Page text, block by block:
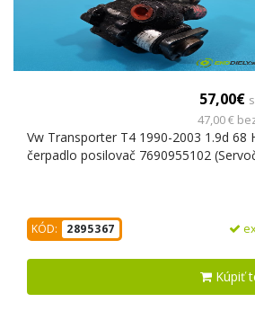
57,00€
47,00 €
Vw Transporter T4 1990-2003 1.9d 68
čerpadlo posilovač 7690955102
KÓD: 2895367
Kúpiť